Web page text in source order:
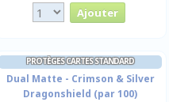
PROTÈGES CARTES STANDARD
Dual Matte - Crimson & Silver
Dragonshield (par 100)